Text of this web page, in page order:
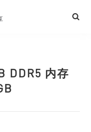
DDR5 内存